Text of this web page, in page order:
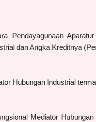
Pendayagunaan
dan Angka Kreditnya
Hubungan Industrial
Mediator